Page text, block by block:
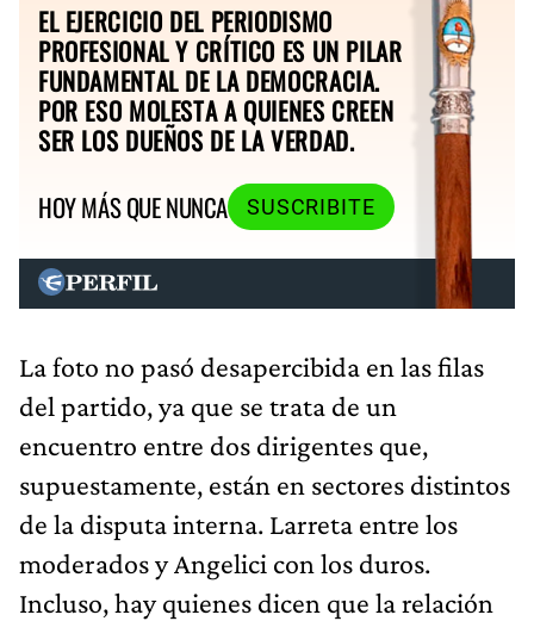
EL EJERCICIO DEL PERIODISMO
PROFESIONAL Y CRÍTICO ES UN PILAR
FUNDAMENTAL DE LA DEMOCRACIA.
POR ESO MOLESTA A QUIENES CREEN
SER LOS DUEÑOS DE LA VERDAD.
HOY MÁS QUE NUNCA
SUSCRIBITE
La foto no pasó desapercibida en las filas
del partido, ya que se trata de un
encuentro entre dos dirigentes que,
supuestamente, están en sectores distintos
de la disputa interna. Larreta entre los
moderados y Angelici con los duros.
Incluso, hay quienes dicen que la relación